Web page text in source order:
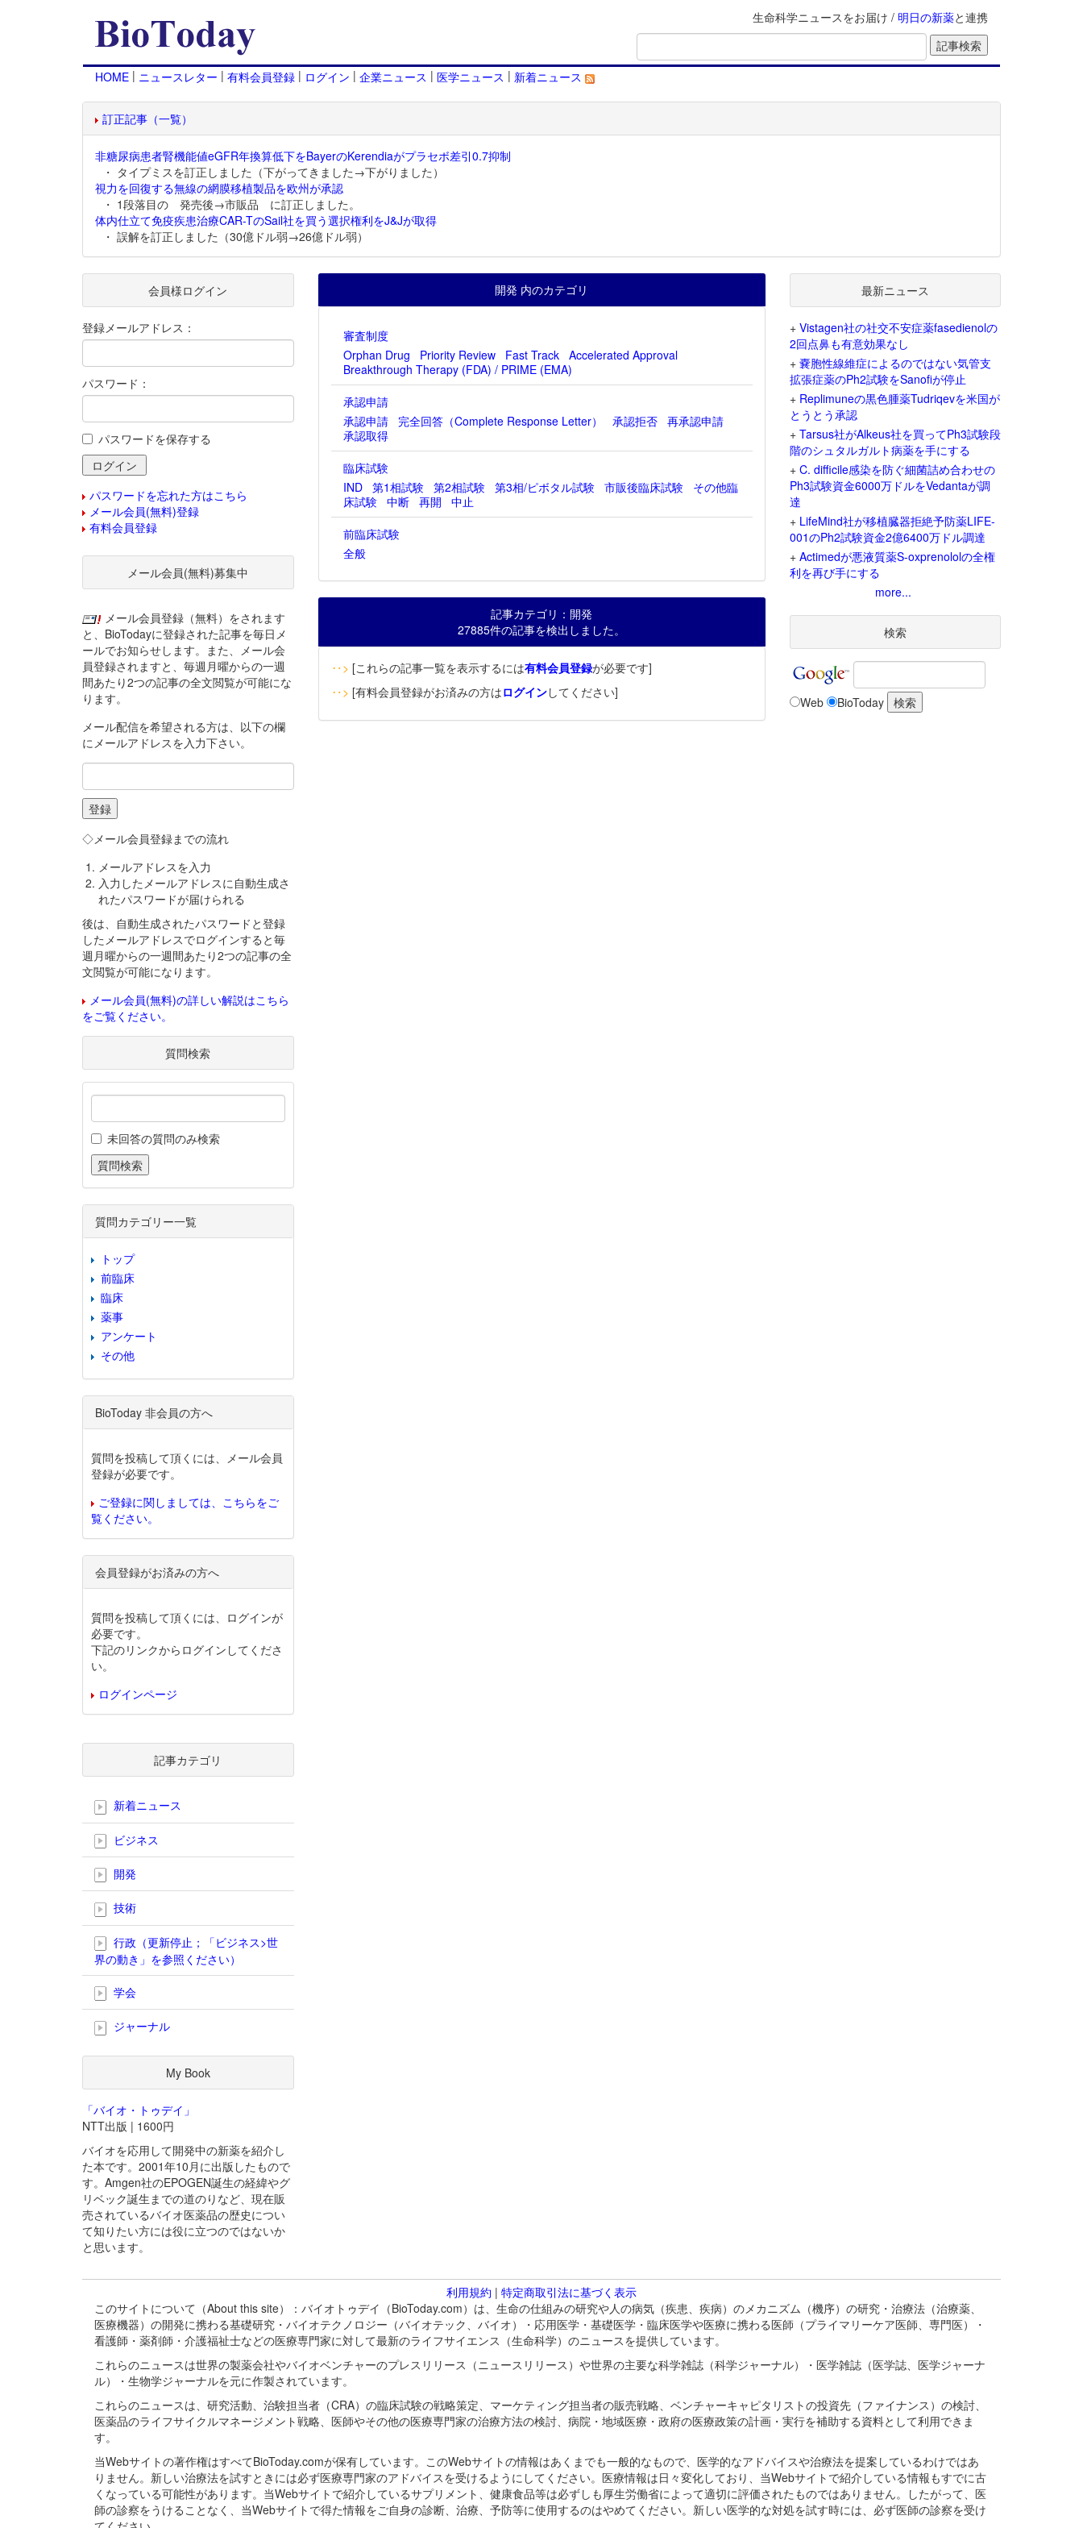
生命科学ニュースをお届け / 明日の新薬と連携
HOME | ニュースレター | 有料会員登録 | ログイン | 企業ニュース | 医学ニュース | 新着ニュース
訂正記事（一覧）
非糖尿病患者腎機能値eGFR年換算低下をBayerのKerendiaがプラセボ差引0.7抑制
・ タイプミスを訂正しました（下がってきました→下がりました）
視力を回復する無線の網膜移植製品を欧州が承認
・ 1段落目の 発売後→市販品 に訂正しました。
体内仕立て免疫疾患治療CAR-TのSail社を買う選択権利をJ&Jが取得
・ 誤解を訂正しました（30億ドル弱→26億ドル弱）
開発 内のカテゴリ
審査制度
Orphan Drug
Priority Review Fast Track
Accelerated Approval
Breakthrough Therapy (FDA) / PRIME (EMA)
承認申請
承認申請
完全回答（Complete Response Letter） 承認拒否
再承認申請
承認取得
臨床試験
IND
第1相試験 第2相試験 第3相/ピボタル試験 市販後臨床試験
その他臨
床試験
中断 再開
中止
前臨床試験
全般
記事カテゴリ：開発
27885件の記事を検出しました。
‥> [これらの記事一覧を表示するには有料会員登録が必要です]
‥> [有料会員登録がお済みの方はログインしてください]
会員様ログイン
登録メールアドレス：
パスワード：
パスワードを保存する
パスワードを忘れた方はこちら
メール会員(無料)登録
有料会員登録
メール会員(無料)募集中
メール会員登録（無料）をされます
と、BioTodayに登録された記事を毎日メ
ールでお知らせします。また、メール会
員登録されますと、毎週月曜からの一週
間あたり2つの記事の全文閲覧が可能にな
ります。
メール配信を希望される方は、以下の欄
にメールアドレスを入力下さい。
◇メール会員登録までの流れ
メールアドレスを入力
入力したメールアドレスに自動生成さ
れたパスワードが届けられる
後は、自動生成されたパスワードと登録
したメールアドレスでログインすると毎
週月曜からの一週間あたり2つの記事の全
文閲覧が可能になります。
メール会員(無料)の詳しい解説はこちら
をご覧ください。
質問検索
未回答の質問のみ検索
質問カテゴリー一覧
トップ
前臨床
臨床
薬事
アンケート
その他
BioToday 非会員の方へ
質問を投稿して頂くには、メール会員
登録が必要です。
ご登録に関しましては、こちらをご
覧ください。
会員登録がお済みの方へ
質問を投稿して頂くには、ログインが
必要です。
下記のリンクからログインしてくださ
い。
ログインページ
記事カテゴリ
新着ニュース
ビジネス
開発
技術
行政（更新停止；「ビジネス>世
界の動き」を参照ください）
学会
ジャーナル
My Book
「バイオ・トゥデイ」
NTT出版 | 1600円
バイオを応用して開発中の新薬を紹介し
た本です。2001年10月に出版したもので
す。Amgen社のEPOGEN誕生の経緯やグ
リベック誕生までの道のりなど、現在販
売されているバイオ医薬品の歴史につい
て知りたい方には役に立つのではないか
と思います。
最新ニュース
+ Vistagen社の社交不安症薬fasedienolの
2回点鼻も有意効果なし
+ 嚢胞性線維症によるのではない気管支
拡張症薬のPh2試験をSanofiが停止
+ Replimuneの黒色腫薬Tudriqevを米国が
とうとう承認
+ Tarsus社がAlkeus社を買ってPh3試験段
階のシュタルガルト病薬を手にする
+ C. difficile感染を防ぐ細菌詰め合わせの
Ph3試験資金6000万ドルをVedantaが調
達
+ LifeMind社が移植臓器拒絶予防薬LIFE-
001のPh2試験資金2億6400万ドル調達
+ Actimedが悪液質薬S-oxprenololの全権
利を再び手にする
more...
検索
Web BioToday
利用規約 | 特定商取引法に基づく表示
このサイトについて（About this site）：バイオトゥデイ（BioToday.com）は、生命の仕組みの研究や人の病気（疾患、疾病）のメカニズム（機序）の研究・治療法（治療薬、
医療機器）の開発に携わる基礎研究・バイオテクノロジー（バイオテック、バイオ）・応用医学・基礎医学・臨床医学や医療に携わる医師（プライマリーケア医師、専門医）・
看護師・薬剤師・介護福祉士などの医療専門家に対して最新のライフサイエンス（生命科学）のニュースを提供しています。
これらのニュースは世界の製薬会社やバイオベンチャーのプレスリリース（ニュースリリース）や世界の主要な科学雑誌（科学ジャーナル）・医学雑誌（医学誌、医学ジャーナ
ル）・生物学ジャーナルを元に作製されています。
これらのニュースは、研究活動、治験担当者（CRA）の臨床試験の戦略策定、マーケティング担当者の販売戦略、ベンチャーキャピタリストの投資先（ファイナンス）の検討、
医薬品のライフサイクルマネージメント戦略、医師やその他の医療専門家の治療方法の検討、病院・地域医療・政府の医療政策の計画・実行を補助する資料として利用できま
す。
当Webサイトの著作権はすべてBioToday.comが保有しています。このWebサイトの情報はあくまでも一般的なもので、医学的なアドバイスや治療法を提案しているわけではあ
りません。新しい治療法を試すときには必ず医療専門家のアドバイスを受けるようにしてください。医療情報は日々変化しており、当Webサイトで紹介している情報もすでに古
くなっている可能性があります。当Webサイトで紹介しているサプリメント、健康食品等は必ずしも厚生労働省によって適切に評価されたものではありません。したがって、医
師の診察をうけることなく、当Webサイトで得た情報をご自身の診断、治療、予防等に使用するのはやめてください。新しい医学的な対処を試す時には、必ず医師の診察を受け